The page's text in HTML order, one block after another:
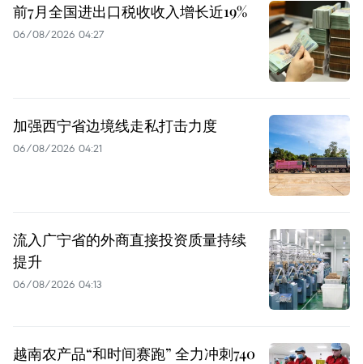
前7月全国进出口税收收入增长近19%
06/08/2026 04:27
加强西宁省边境线走私打击力度
06/08/2026 04:21
流入广宁省的外商直接投资质量持续
提升
06/08/2026 04:13
越南农产品“和时间赛跑” 全力冲刺740